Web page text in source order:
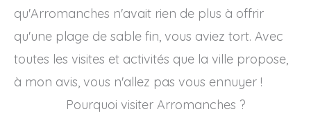
qu'Arromanches n'avait rien de plus à offrir
qu'une plage de sable fin, vous aviez tort. Avec
toutes les visites et activités que la ville propose,
à mon avis, vous n'allez pas vous ennuyer !
Pourquoi visiter Arromanches ?